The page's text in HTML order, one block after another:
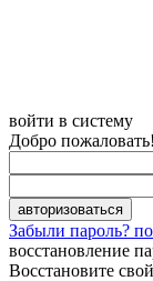
войти в систему
Добро
Забыли пароль?
восстановление
Восстановите